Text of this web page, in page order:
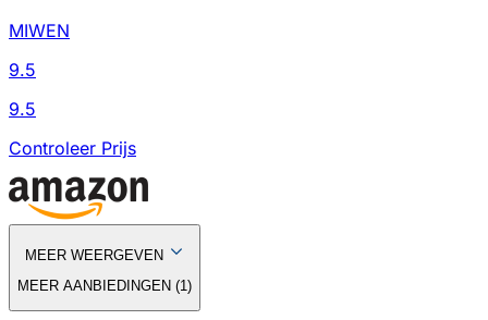
MIWEN
9.5
9.5
Controleer Prijs
MEER WEERGEVEN
MEER AANBIEDINGEN (1 )